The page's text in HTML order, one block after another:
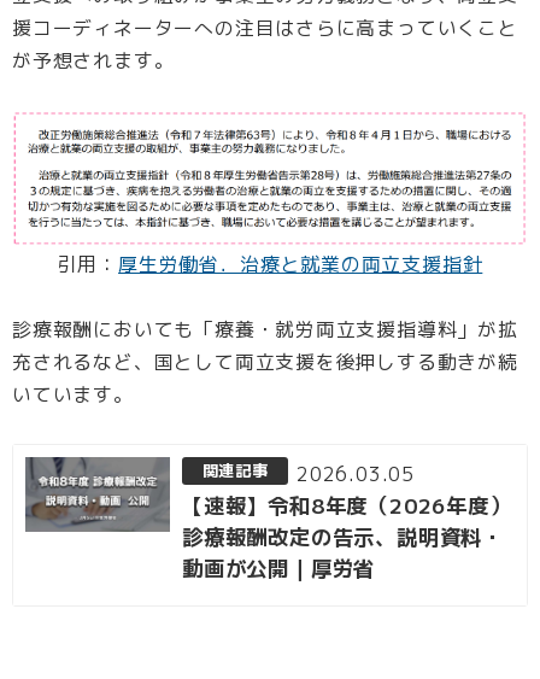
援コーディネーターへの注目はさらに高まっていくこと
が予想されます。
引用：厚生労働省．治療と就業の両立支援指針
診療報酬においても「療養・就労両立支援指導料」が拡
充されるなど、国として両立支援を後押しする動きが続
いています。
【速報】令和8年度（2026年度）
診療報酬改定の告示、説明資料・
動画が公開｜厚労省
2026.03.05